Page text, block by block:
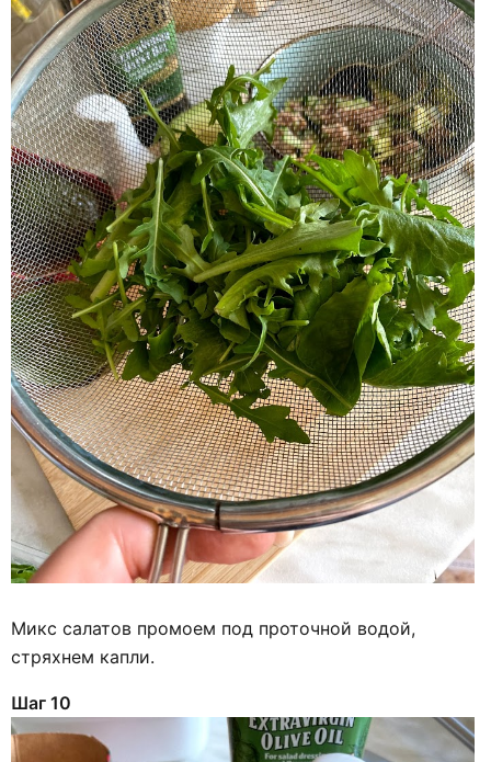
Микс салатов промоем под проточной водой,
стряхнем капли.
Шаг 10